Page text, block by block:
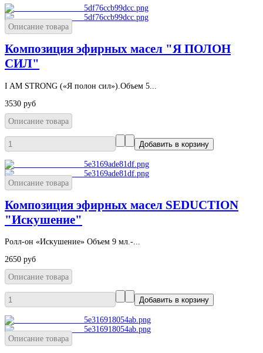
Описание товара
Композиция эфирных масел "Я ПОЛОН
СИЛ"
I AM STRONG («Я полон сил»).Объем 5...
3530 руб
Описание товара
Описание товара
Композиция эфирных масел SEDUCTION
"Искушение"
Ролл-он «Искушение» Объем 9 мл.-...
2650 руб
Описание товара
Описание товара